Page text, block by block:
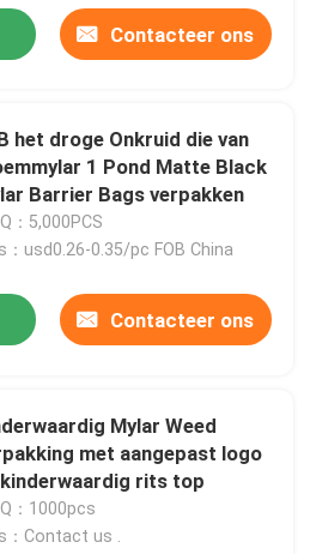
Contacteer ons
het droge Onkruid die van
1 Pond Matte Black
Barrier Bags verpakken
：5,000PCS
：usd0.26-0.35/pc FOB China
Contacteer ons
Mylar Weed
met aangepast logo
rits top
：1000pcs
：Contact us .